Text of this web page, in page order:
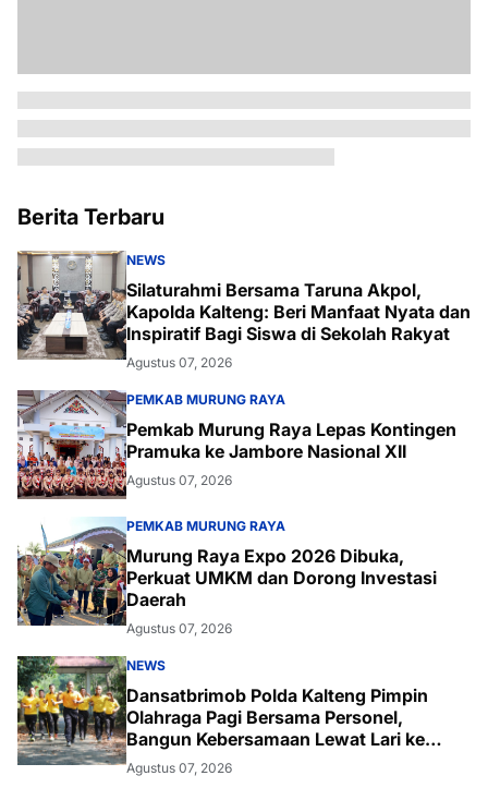
Berita Terbaru
NEWS
Silaturahmi Bersama Taruna Akpol,
Kapolda Kalteng: Beri Manfaat Nyata dan
Inspiratif Bagi Siswa di Sekolah Rakyat
Agustus 07, 2026
PEMKAB MURUNG RAYA
Pemkab Murung Raya Lepas Kontingen
Pramuka ke Jambore Nasional XII
Agustus 07, 2026
PEMKAB MURUNG RAYA
Murung Raya Expo 2026 Dibuka,
Perkuat UMKM dan Dorong Investasi
Daerah
Agustus 07, 2026
NEWS
Dansatbrimob Polda Kalteng Pimpin
Olahraga Pagi Bersama Personel,
Bangun Kebersamaan Lewat Lari ke
Bukit Baranahu
Agustus 07, 2026